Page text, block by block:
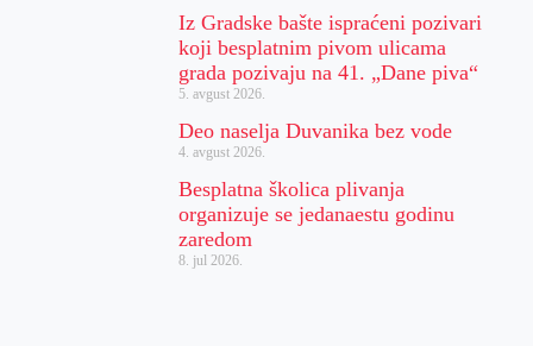
Iz Gradske bašte ispraćeni pozivari
koji besplatnim pivom ulicama
grada pozivaju na 41. „Dane piva“
5. avgust 2026.
Deo naselja Duvanika bez vode
4. avgust 2026.
Besplatna školica plivanja
organizuje se jedanaestu godinu
zaredom
8. jul 2026.